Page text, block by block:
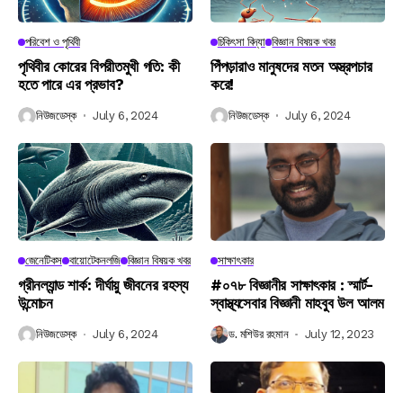
পরিবেশ ও পৃথিবী
পৃথিবীর কোরের বিপরীতমুখী গতি: কী
হতে পারে এর প্রভাব?
নিউজডেস্ক July 6, 2024
চিকিৎসা বিদ্যা বিজ্ঞান বিষয়ক খবর
পিঁপড়ারাও মানুষদের মতন অস্ত্রপচার
করে!
নিউজডেস্ক July 6, 2024
জেনেটিকস বায়োটেকনলজি বিজ্ঞান বিষয়ক খবর
গ্রীনল্যান্ড শার্ক: দীর্ঘায়ু জীবনের রহস্য
উন্মোচন
নিউজডেস্ক July 6, 2024
সাক্ষাৎকার
#০৭৮ বিজ্ঞানীর সাক্ষাৎকার : স্মার্ট-
স্বাস্থ্যসেবার বিজ্ঞানী মাহবুব উল আলম
ড. মশিউর রহমান July 12, 2023